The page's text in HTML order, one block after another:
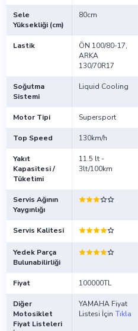
Sele
Yüksekliği (cm)
80cm
Lastik
ÖN 100/80-17,
ARKA
130/70R17
Soğutma
Sistemi
Liquid Cooling
Motor Tipi Supersport
Top Speed 130km/h
Yakıt
Kapasitesi /
Tüketimi
11.5 lt -
3lt/100km
Servis Ağının
Yaygınlığı
Servis Kalitesi
Yedek Parça
Bulunabilirliği
Fiyat 100000TL
Diğer
Motosiklet
Fiyat Listeleri
YAMAHA Fiyat
Listesi İçin Tıkla